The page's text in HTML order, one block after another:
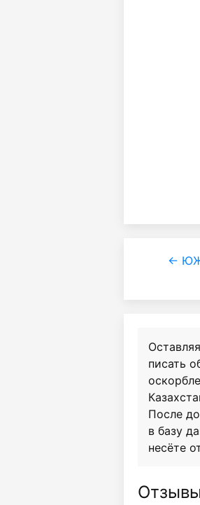
←
писать
После
в базу
несёте